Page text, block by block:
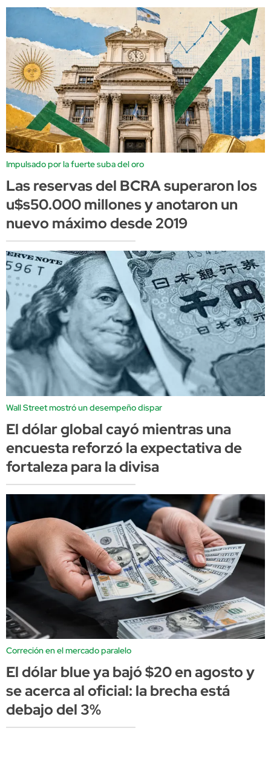
Impulsado por la fuerte suba del oro
Las reservas del BCRA superaron los
u$s50.000 millones y anotaron un
nuevo máximo desde 2019
Wall Street mostró un desempeño dispar
El dólar global cayó mientras una
encuesta reforzó la expectativa de
fortaleza para la divisa
Correción en el mercado paralelo
El dólar blue ya bajó $20 en agosto y
se acerca al oficial: la brecha está
debajo del 3%